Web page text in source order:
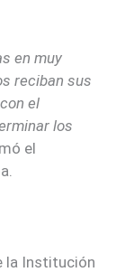
en muy
reciban sus
el
los
el
la Institución